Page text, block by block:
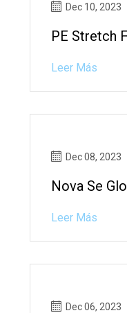
Dec 10, 2023
PE Stretch
Leer Más
Dec 08, 2023
Nova Se
Leer Más
Dec 06, 2023